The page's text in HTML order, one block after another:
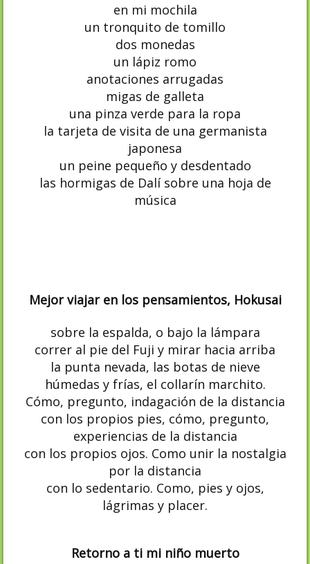
en mi mochila
un tronquito de tomillo
dos monedas
un lápiz romo
anotaciones arrugadas
migas de galleta
una pinza verde para la ropa
la tarjeta de visita de una germanista
japonesa
un peine pequeño y desdentado
las hormigas de Dalí sobre una hoja de
música
Mejor viajar en los pensamientos, Hokusai
sobre la espalda, o bajo la lámpara
correr al pie del Fuji y mirar hacia arriba
la punta nevada, las botas de nieve
húmedas y frías, el collarín marchito.
Cómo, pregunto, indagación de la distancia
con los propios pies, cómo, pregunto,
experiencias de la distancia
con los propios ojos. Como unir la nostalgia
por la distancia
con lo sedentario. Como, pies y ojos,
lágrimas y placer.
Retorno a ti mi niño muerto